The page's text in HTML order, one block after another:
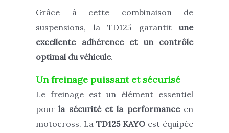
Grâce à cette combinaison de
suspensions, la TD125 garantit une
excellente adhérence et un contrôle
optimal du véhicule.
Un freinage puissant et sécurisé
Le freinage est un élément essentiel
pourla sécurité et la performanceen
motocross. La TD125 KAYO est équipée